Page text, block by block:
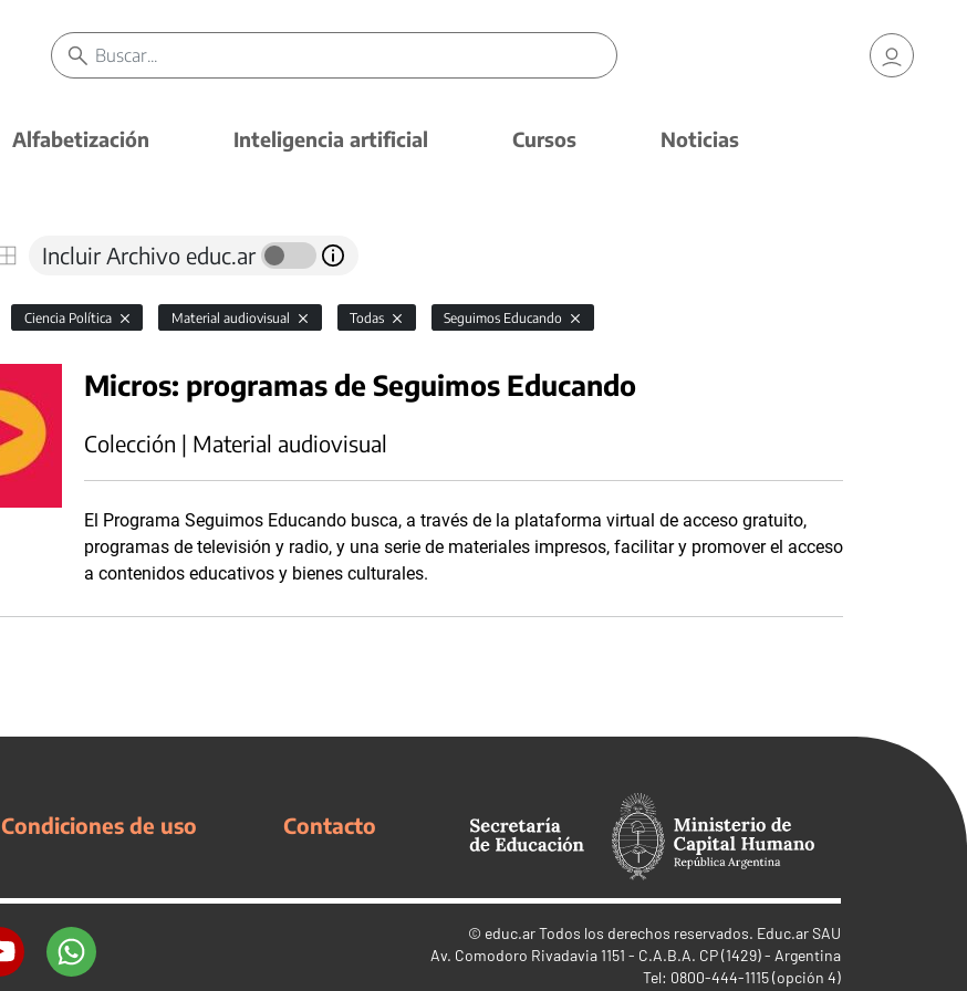
Alfabetización Inteligencia artificial Cursos Noticias
Incluir Archivo educ.ar
Ciencia Política Material audiovisual Todas Seguimos Educando
Micros: programas de Seguimos Educando
Colección | Material audiovisual
El Programa Seguimos Educando busca, a través de la plataforma virtual de acceso gratuito,
programas de televisión y radio, y una serie de materiales impresos, facilitar y promover el acceso
a contenidos educativos y bienes culturales.
Condiciones de uso Contacto
© educ.arTodos los derechos reservados. Educ.ar SAU
Av. Comodoro Rivadavia 1151 - C.A.B.A. CP (1429) - Argentina
Tel: 0800-444-1115 (opción 4)